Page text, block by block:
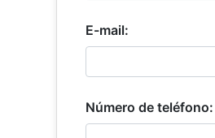
E-mail:
Número de teléfono: